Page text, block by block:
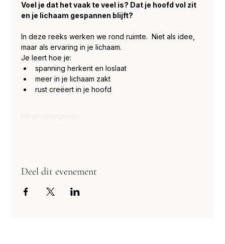
Voel je dat het vaak te veel is? Dat je hoofd vol zit
en je lichaam gespannen blijft?
In deze reeks werken we rond ruimte.  Niet als idee,
maar als ervaring in je lichaam.
Je leert hoe je:
spanning herkent en loslaat
meer in je lichaam zakt
rust creëert in je hoofd
Deel dit evenement